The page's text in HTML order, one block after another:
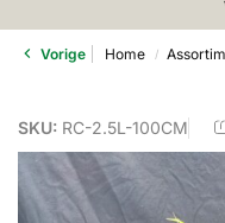
Vorige Home /
SKU: RC-2.5L-100CM